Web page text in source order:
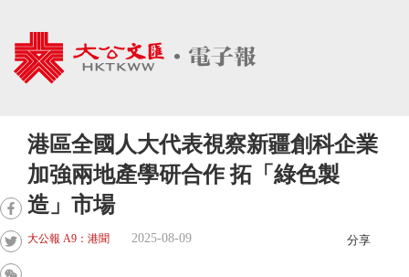
港區全國人大代表視察新疆創科企業
加強兩地產學研合作 拓「綠色製
造」市場
大公報 A9：港聞 2025-08-09 分享